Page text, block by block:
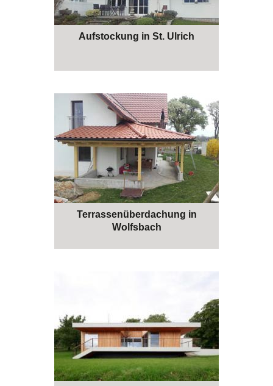
Aufstockung in St. Ulrich
Terrassenüberdachung in
Wolfsbach